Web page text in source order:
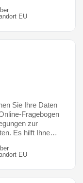
EU
Sie Ihre Daten
Fragebogen
zur
Es hilft Ihne…
EU